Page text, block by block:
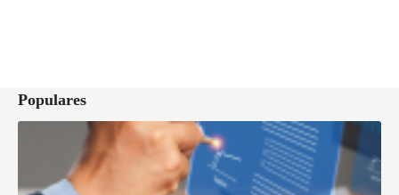
Populares